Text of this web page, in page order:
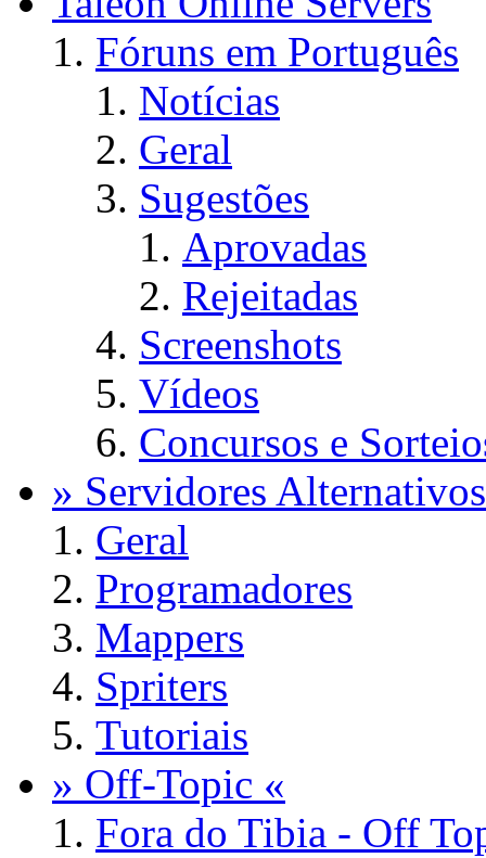
Fóruns em Português
Notícias
Geral
Sugestões
Aprovadas
Rejeitadas
Screenshots
Vídeos
Concursos e
» Servidores
Geral
Programadores
Mappers
Spriters
Tutoriais
» Off-Topic «
Fora do Tibia - Off